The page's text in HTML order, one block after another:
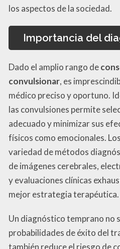
los aspectos de la sociedad.
Importancia del
Dado el amplio rango de
convulsionar, es
médico preciso y oportuno.
las convulsiones permite
adecuado y minimizar sus
físicos como emocionales.
variedad de métodos
de imágenes cerebrales,
y evaluaciones clínicas
mejor estrategia terapéutica.
Un diagnóstico temprano no
probabilidades de éxito del
también reduce el riesgo de